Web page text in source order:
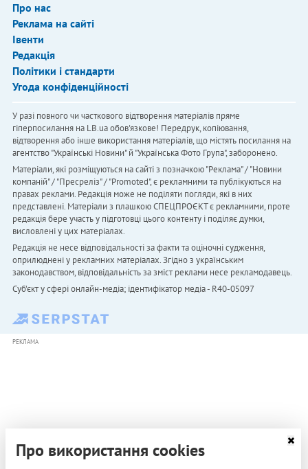
Про нас
Реклама на сайті
Івенти
Редакція
Політики і стандарти
Угода конфіденційності
У разі повного чи часткового відтворення матеріалів пряме
гіперпосилання на LB.ua обов'язкове! Передрук, копіювання,
відтворення або інше використання матеріалів, що містять посилання на
агентство "Українськi Новини" й "Українська Фото Група", заборонено.
Матеріали, які розміщуються на сайті з позначкою "Реклама" / "Новини
компаній" / "Пресреліз" / "Promoted", є рекламними та публікуються на
правах реклами. Редакція може не поділяти погляди, які в них
представлені. Матеріали з плашкою СПЕЦПРОЄКТ є рекламними, проте
редакція бере участь у підготовці цього контенту і поділяє думки,
висловлені у цих матеріалах.
Редакція не несе відповідальності за факти та оціночні судження,
оприлюднені у рекламних матеріалах. Згідно з українським
законодавством, відповідальність за зміст реклами несе рекламодавець.
Cуб'єкт у сфері онлайн-медіа; ідентифікатор медіа - R40-05097
РЕКЛАМА
Про використання cookies